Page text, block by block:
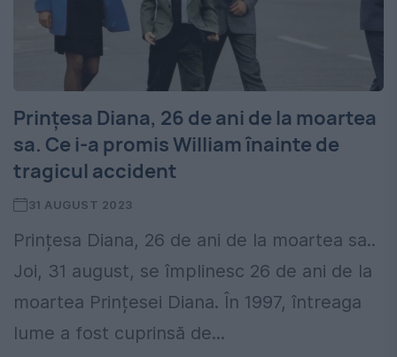
Prințesa Diana, 26 de ani de la moartea
sa. Ce i-a promis William înainte de
tragicul accident
31 AUGUST 2023
Prințesa Diana, 26 de ani de la moartea sa..
Joi, 31 august, se împlinesc 26 de ani de la
moartea Prințesei Diana. În 1997, întreaga
lume a fost cuprinsă de...